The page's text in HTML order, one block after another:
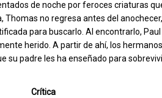
de noche por feroces criaturas
Thomas no regresa antes del
para buscarlo. Al encontrarlo, Paul
herido. A partir de ahí, los hermanos
su padre les ha enseñado para
Crítica